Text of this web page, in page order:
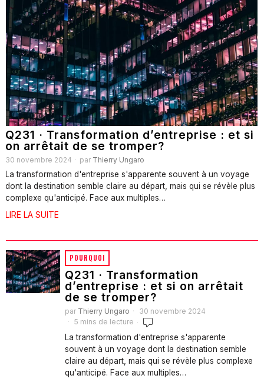
Q231 · Transformation d’entreprise : et si
on arrêtait de se tromper?
30 novembre 2024 par Thierry Ungaro
La transformation d'entreprise s'apparente souvent à un voyage
dont la destination semble claire au départ, mais qui se révèle plus
complexe qu'anticipé. Face aux multiples…
LIRE LA SUITE
POURQUOI
Q231 · Transformation
d’entreprise : et si on arrêtait
de se tromper?
par Thierry Ungaro
30 novembre 2024
5 mins de lecture
La transformation d'entreprise s'apparente
souvent à un voyage dont la destination semble
claire au départ, mais qui se révèle plus complexe
qu'anticipé. Face aux multiples…